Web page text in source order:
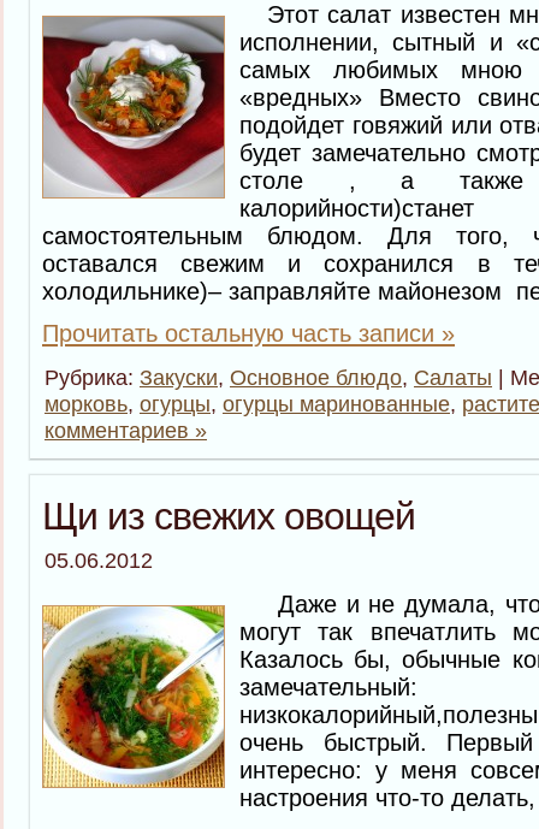
Этот салат известен
исполнении, сытный и
самых любимых мною
«вредных» Вместо
подойдет говяжий или
будет замечательно
столе , а
самостоятельным блюдом. Для того,
оставался свежим и сохранился в
холодильнике)– заправляйте майонезом
Прочитать остальную часть записи »
Рубрика: Закуски, Основное блюдо, Салаты |
морковь, огурцы, огурцы маринованные,
комментариев »
Щи из свежих овощей
05.06.2012
Даже и не думала,
могут так впечатлить
Казалось бы, обычные
очень быстрый.
интересно: у меня
настроения что-то